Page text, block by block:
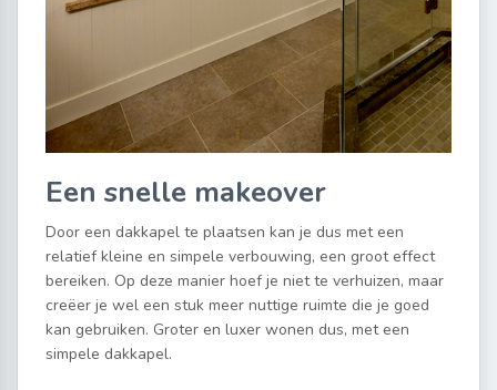
Een snelle makeover
Door een dakkapel te plaatsen kan je dus met een
relatief kleine en simpele verbouwing, een groot effect
bereiken. Op deze manier hoef je niet te verhuizen, maar
creëer je wel een stuk meer nuttige ruimte die je goed
kan gebruiken. Groter en luxer wonen dus, met een
simpele dakkapel.